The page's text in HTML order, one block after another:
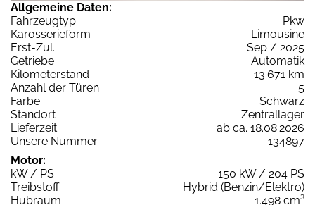
Allgemeine Daten:
Fahrzeugtyp
Pkw
Karosserieform
Limousine
Erst-Zul.
Sep / 2025
Getriebe
Automatik
Kilometerstand
13.671 km
Anzahl der Türen
5
Farbe
Schwarz
Standort
Zentrallager
Lieferzeit
ab ca. 18.08.2026
Unsere Nummer
134897
Motor:
kW / PS
150 kW / 204 PS
Treibstoff
Hybrid (Benzin/Elektro)
Hubraum
1.498 cm³